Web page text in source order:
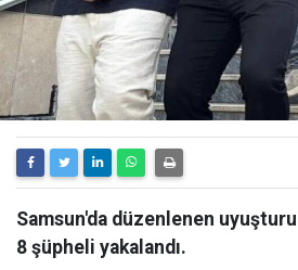
Samsun'da düzenlenen
8 şüpheli yakalandı.